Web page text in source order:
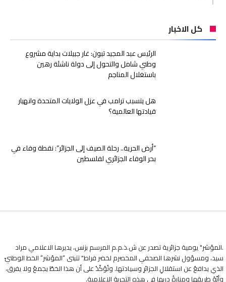
كل الاخبار
الرئيس عبد المجيد تبون: غار جبيلات بداية مشروع
وطني شامل والتحول إلى دولة ناشئة رهين
باستغلال المناجم
هل يتسبب ترامب في عزل الولايات المتحدة وانهيار
قيادتها العالمية؟
“أرض الحرية.. رحلة الصيف إلى الجزائر”: نقطة وفاء في
بحر الوفاء الجزائري لفلسطين
.المؤشر" يومية جزائرية تصدر عن ش.ذ.م.م المرسم بزنس، يديرها الاعلامي مراد
سيد، ومسؤول نشرها الصحفي المخصرم لخضر فراط" تتبنى “المؤشر” الخط الوطنيّ
الذي يدافعُ عن استقلالِ الجزائرِ وسيادتها. وتُؤكّدُ على أن هذا الخطّ يجمعُ ولا يفرق،
وأنّهُ طريقها ومنارةُ دربها في هذه التجربةِ الإعلاميةِ.